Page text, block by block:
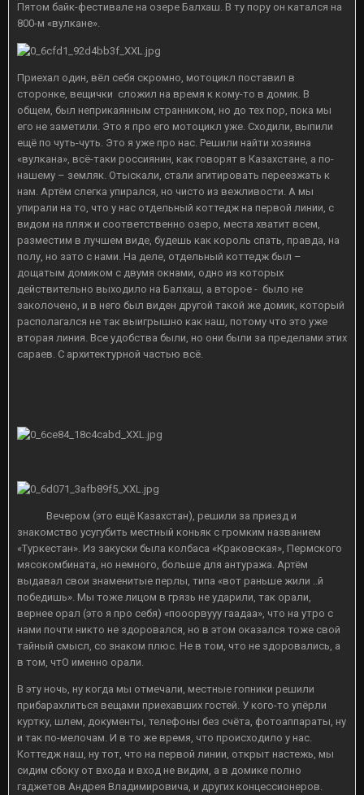
Пятом байк-фестивале на озере Балхаш. В ту пору он катался на
800-м «вулкане».
Приехал один, вёл себя скромно, мотоцикл поставил в
сторонке, вещички сложил на время к кому-то в домик. В
общем, был неприкаянным странником, но до тех пор, пока мы
его не заметили. Это я про его мотоцикл уже. Сходили, выпили
ещё по чуть-чуть. Это я уже про нас. Решили найти хозяина
«вулкана», всё-таки россиянин, как говорят в Казахстане, а по-
нашему – земляк. Отыскали, стали агитировать переезжать к
нам. Артём слегка упирался, но чисто из вежливости. А мы
упирали на то, что у нас отдельный коттедж на первой линии, с
видом на пляж и соответственно озеро, места хватит всем,
разместим в лучшем виде, будешь как король спать, правда, на
полу, но зато с нами. На деле, отдельный коттедж был –
дощатым домиком с двумя окнами, одно из которых
действительно выходило на Балхаш, а второе - было не
заколочено, и в него был виден другой такой же домик, который
располагался не так выигрышно как наш, потому что это уже
вторая линия. Все удобства были, но они были за пределами этих
сараев. С архитектурной частью всё.
Вечером (это ещё Казахстан), решили за приезд и
знакомство усугубить местный коньяк с громким названием
«Туркестан». Из закуски была колбаса «Краковская», Пермского
мясокомбината, но немного, больше для антуража. Артём
выдавал свои знаменитые перлы, типа «вот раньше жили ..й
победишь». Мы тоже лицом в грязь не ударили, так орали,
вернее орал (это я про себя) «пооорвууу гаадаа», что на утро с
нами почти никто не здоровался, но в этом оказался тоже свой
тайный смысл, со знаком плюс. Не в том, что не здоровались, а
в том, чтО именно орали.
В эту ночь, ну когда мы отмечали, местные гопники решили
прибарахлиться вещами приехавших гостей. У кого-то упёрли
куртку, шлем, документы, телефоны без счёта, фотоаппараты, ну
и так по-мелочам. И в то же время, что происходило у нас.
Коттедж наш, ну тот, что на первой линии, открыт настежь, мы
сидим сбоку от входа и вход не видим, а в домике полно
гаджетов Андрея Владимировича, и других концессионеров.